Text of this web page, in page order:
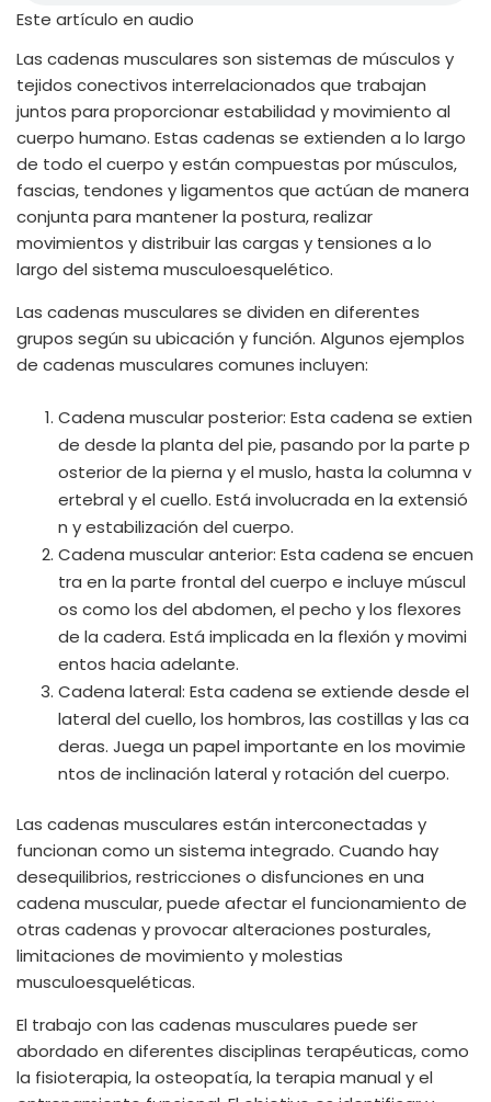
Este artículo en audio
Las cadenas musculares son sistemas de músculos y
tejidos conectivos interrelacionados que trabajan
juntos para proporcionar estabilidad y movimiento al
cuerpo humano. Estas cadenas se extienden a lo largo
de todo el cuerpo y están compuestas por músculos,
fascias, tendones y ligamentos que actúan de manera
conjunta para mantener la postura, realizar
movimientos y distribuir las cargas y tensiones a lo
largo del sistema musculoesquelético.
Las cadenas musculares se dividen en diferentes
grupos según su ubicación y función. Algunos ejemplos
de cadenas musculares comunes incluyen:
Cadena muscular posterior: Esta cadena se extien
de desde la planta del pie, pasando por la parte p
osterior de la pierna y el muslo, hasta la columna v
ertebral y el cuello. Está involucrada en la extensió
n y estabilización del cuerpo.
Cadena muscular anterior: Esta cadena se encuen
tra en la parte frontal del cuerpo e incluye múscul
os como los del abdomen, el pecho y los flexores
de la cadera. Está implicada en la flexión y movimi
entos hacia adelante.
Cadena lateral: Esta cadena se extiende desde el
lateral del cuello, los hombros, las costillas y las ca
deras. Juega un papel importante en los movimie
ntos de inclinación lateral y rotación del cuerpo.
Las cadenas musculares están interconectadas y
funcionan como un sistema integrado. Cuando hay
desequilibrios, restricciones o disfunciones en una
cadena muscular, puede afectar el funcionamiento de
otras cadenas y provocar alteraciones posturales,
limitaciones de movimiento y molestias
musculoesqueléticas.
El trabajo con las cadenas musculares puede ser
abordado en diferentes disciplinas terapéuticas, como
la fisioterapia, la osteopatía, la terapia manual y el